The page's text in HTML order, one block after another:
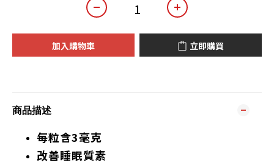
加入購物車 立即購買
商品描述
每粒含3毫克
改善睡眠質素